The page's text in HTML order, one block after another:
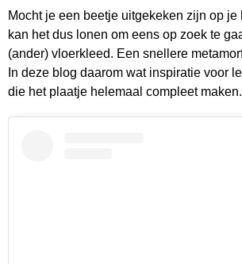
Mocht je een beetje uitgekeken zijn op
kan het dus lonen om eens op zoek te
(ander) vloerkleed. Een snellere
In deze blog daarom wat inspiratie voor
die het plaatje helemaal compleet maken.